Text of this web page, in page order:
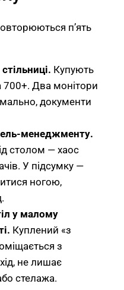
п’ять
Купують
Два монітори
документи
менеджменту.
столом — хаос
У підсумку —
ногою,
у малому
Куплений «з
з
не лишає
стелажа.